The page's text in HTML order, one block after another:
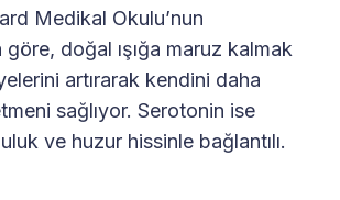
Medikal Okulu’nun
göre, doğal ışığa maruz kalmak
artırarak kendini daha
sağlıyor. Serotonin ise
ve huzur hissinle bağlantılı.